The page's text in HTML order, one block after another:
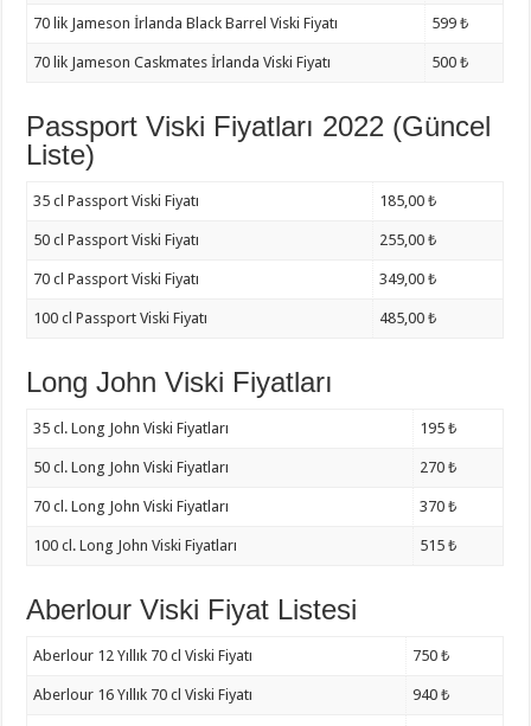
70 lik Jameson İrlanda Black Barrel Viski Fiyatı 599 ₺
70 lik Jameson Caskmates İrlanda Viski Fiyatı 500 ₺
Passport Viski Fiyatları 2022 (Güncel
Liste)
35 cl Passport Viski Fiyatı 185,00 ₺
50 cl Passport Viski Fiyatı 255,00 ₺
70 cl Passport Viski Fiyatı 349,00 ₺
100 cl Passport Viski Fiyatı 485,00 ₺
Long John Viski Fiyatları
35 cl. Long John Viski Fiyatları 195 ₺
50 cl. Long John Viski Fiyatları 270 ₺
70 cl. Long John Viski Fiyatları 370 ₺
100 cl. Long John Viski Fiyatları 515 ₺
Aberlour Viski Fiyat Listesi
Aberlour 12 Yıllık 70 cl Viski Fiyatı 750 ₺
Aberlour 16 Yıllık 70 cl Viski Fiyatı 940 ₺